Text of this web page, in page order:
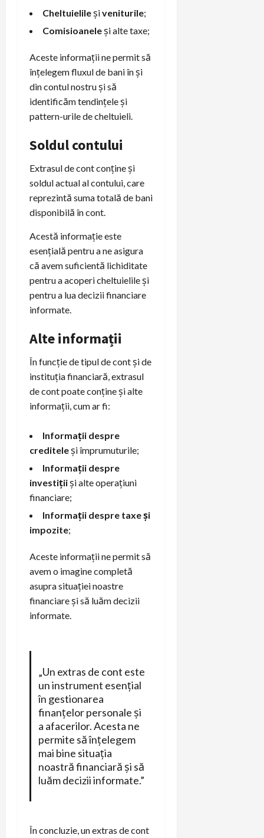
Cheltuielileșiveniturile;
Comisioaneleși alte taxe;
Aceste informații ne permit să
înțelegem fluxul de bani în și
din contul nostru și să
identificăm tendințele și
pattern-urile de cheltuieli.
Soldul contului
Extrasul de cont conține și
soldul actual al contului, care
reprezintă suma totală de bani
disponibilă în cont.
Acestă informație este
esențială pentru a ne asigura
că avem suficientă lichiditate
pentru a acoperi cheltuielile și
pentru a lua decizii financiare
informate.
Alte informații
În funcție de tipul de cont și de
instituția financiară, extrasul
de cont poate conține și alte
informații, cum ar fi:
Informații despre
crediteleși împrumuturile;
Informații despre
investițiiși alte operațiuni
financiare;
Informații despre taxe și
impozite;
Aceste informații ne permit să
avem o imagine completă
asupra situației noastre
financiare și să luăm decizii
informate.
„Un extras de cont este
un instrument esențial
în gestionarea
finanțelor personale și
a afacerilor. Acesta ne
permite să înțelegem
mai bine situația
noastră financiară și să
luăm decizii informate.”
În concluzie, un extras de cont